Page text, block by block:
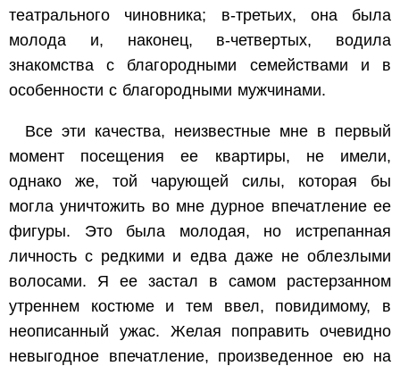
театрального чиновника; в-третьих, она была
молода и, наконец, в-четвертых, водила
знакомства с благородными семействами и в
особенности с благородными мужчинами.
Все эти качества, неизвестные мне в первый
момент посещения ее квартиры, не имели,
однако же, той чарующей силы, которая бы
могла уничтожить во мне дурное впечатление ее
фигуры. Это была молодая, но истрепанная
личность с редкими и едва даже не облезлыми
волосами. Я ее застал в самом растерзанном
утреннем костюме и тем ввел, повидимому, в
неописанный ужас. Желая поправить очевидно
невыгодное впечатление, произведенное ею на